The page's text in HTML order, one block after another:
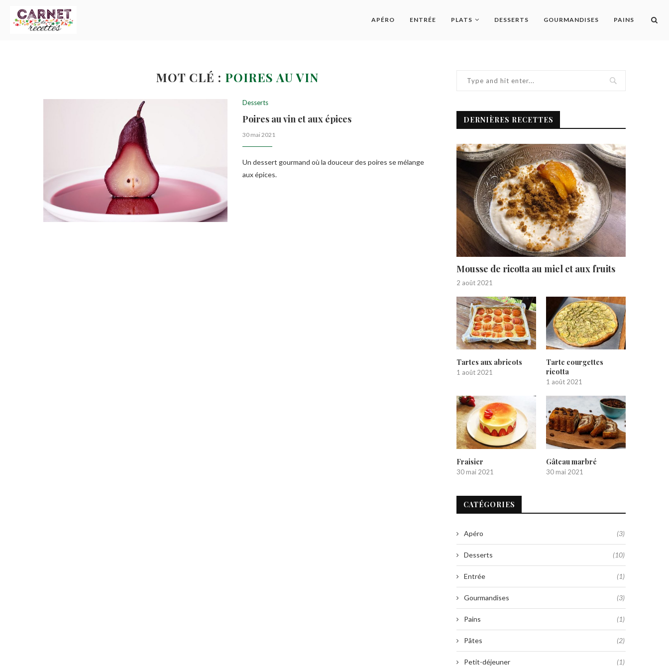
APÉRO ENTRÉE PLATS DESSERTS GOURMANDISES PAINS
MOT CLÉ : POIRES AU VIN
Desserts
Poires au vin et aux épices
30 mai 2021
Un dessert gourmand où la douceur des poires se mélange
aux épices.
DERNIÈRES RECETTES
Mousse de ricotta au miel et aux fruits
2 août 2021
Tartes aux abricots
1 août 2021
Tarte courgettes
ricotta
1 août 2021
Fraisier
30 mai 2021
Gâteau marbré
30 mai 2021
CATÉGORIES
Apéro (3)
Desserts (10)
Entrée (1)
Gourmandises (3)
Pains (1)
Pâtes (2)
Petit-déjeuner (1)